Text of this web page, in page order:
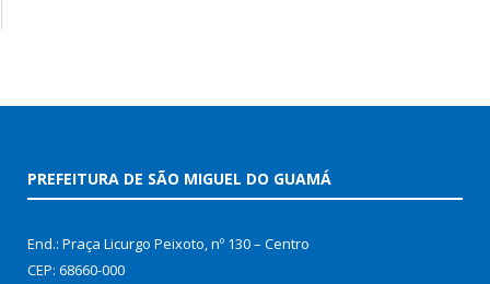
PREFEITURA DE SÃO MIGUEL DO GUAMÁ
End.: Praça Licurgo Peixoto, nº 130 – Centro
CEP: 68660-000